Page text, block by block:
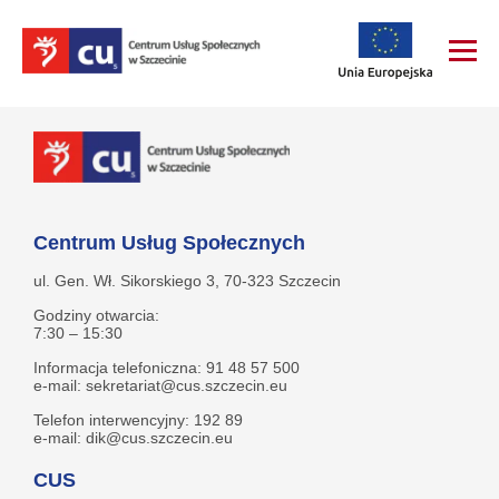
Centrum Usług Społecznych
ul. Gen. Wł. Sikorskiego 3, 70-323 Szczecin
Godziny otwarcia:
7:30 – 15:30
Informacja telefoniczna: 91 48 57 500
e-mail: sekretariat@cus.szczecin.eu
Telefon interwencyjny: 192 89
e-mail: dik@cus.szczecin.eu
CUS